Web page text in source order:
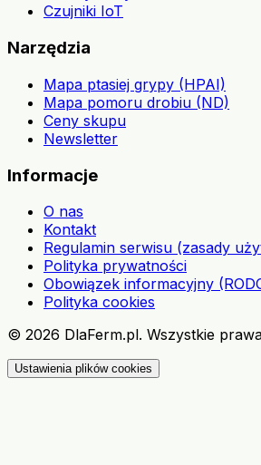
Czujniki IoT
Narzędzia
Mapa ptasiej grypy (HPAI)
Mapa pomoru drobiu (ND)
Ceny skupu
Newsletter
Informacje
O nas
Kontakt
Regulamin serwisu (zasady
Polityka prywatności
Obowiązek informacyjny
Polityka cookies
© 2026 DlaFerm.pl. Wszystkie
Ustawienia plików cookies